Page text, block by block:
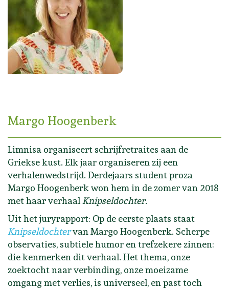
Margo Hoogenberk
Limnisa organiseert schrijfretraites aan de
Griekse kust. Elk jaar organiseren zij een
verhalenwedstrijd. Derdejaars student proza
Margo Hoogenberk won hem in de zomer van 2018
met haar verhaal Knipseldochter.
Uit het juryrapport: Op de eerste plaats staat
Knipseldochtervan Margo Hoogenberk. Scherpe
observaties, subtiele humor en trefzekere zinnen:
die kenmerken dit verhaal. Het thema, onze
zoektocht naar verbinding, onze moeizame
omgang met verlies, is universeel, en past toch